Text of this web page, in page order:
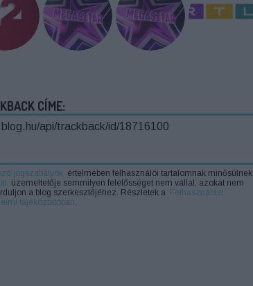
CÍME:
api/trackback/id/18716100
jogszabályokértelmében felhasználói tartalomnak minősülnek,
üzemeltetője semmilyen felelősséget nem vállal, azokat nem
a blog szerkesztőjéhez. Részletek a Felhasználási
tájékoztatóban